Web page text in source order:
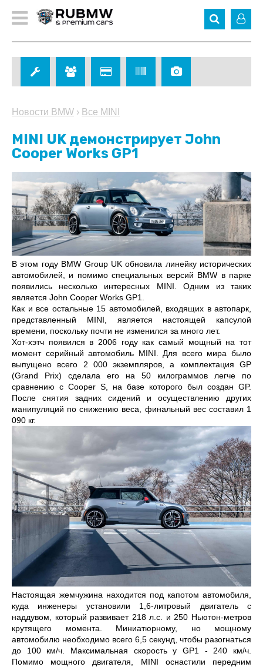
Новости BMW › Все MINI
MINI UK демонстрирует John
Cooper Works GP1
В этом году BMW Group UK обновила линейку исторических
автомобилей, и помимо специальных версий BMW в парке
появились несколько интересных MINI. Одним из таких
является John Cooper Works GP1.
Как и все остальные 15 автомобилей, входящих в автопарк,
представленный MINI, является настоящей капсулой
времени, поскольку почти не изменился за много лет.
Хот-хэтч появился в 2006 году как самый мощный на тот
момент серийный автомобиль MINI. Для всего мира было
выпущено всего 2 000 экземпляров, а комплектация GP
(Grand Prix) сделала его на 50 килограммов легче по
сравнению с Cooper S, на базе которого был создан GP.
После снятия задних сидений и осуществлению других
манипуляций по снижению веса, финальный вес составил 1
090 кг.
Настоящая жемчужина находится под капотом автомобиля,
куда инженеры установили 1,6-литровый двигатель с
наддувом, который развивает 218 л.с. и 250 Ньютон-метров
крутящего момента. Миниатюрному, но мощному
автомобилю необходимо всего 6,5 секунд, чтобы разогнаться
до 100 км/ч. Максимальная скорость у GP1 - 240 км/ч.
Помимо мощного двигателя, MINI оснастили передним